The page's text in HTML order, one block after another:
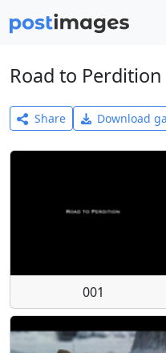
Road to Perdition
Share Download
001